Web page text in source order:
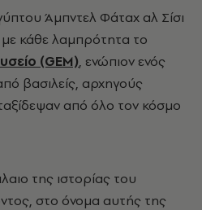
Άμπντελ Φάταχ αλ Σίσι
με κάθε λαμπρότητα το
(GEM), ενώπιον ενός
βασιλείς, αρχηγούς
από όλο τον κόσμο
της ιστορίας του
στο όνομα αυτής της